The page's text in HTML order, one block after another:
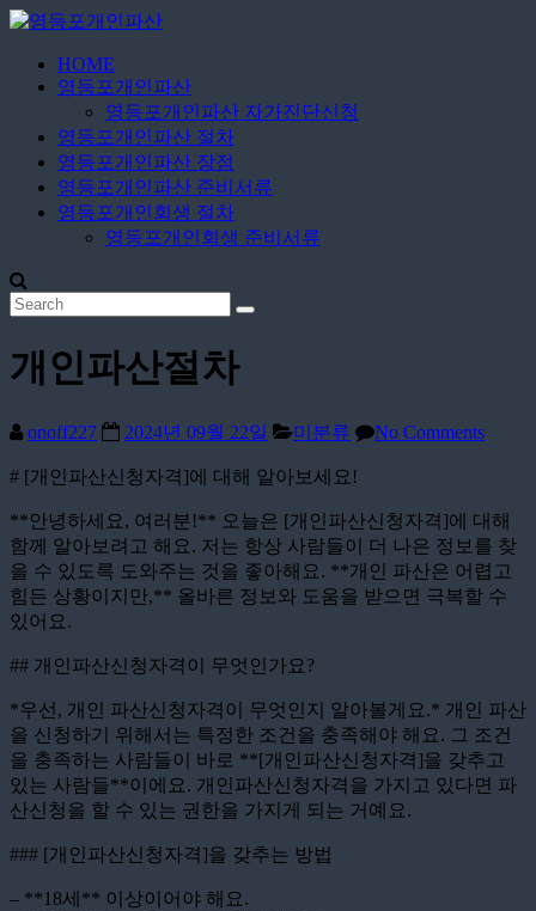
Skip
content
무
상
담
청
HOME
영등포개인파산
영등포개인파산 자가진단신청
영등포개인파산 절차
영등포개인파산 장점
영등포개인파산 준비서류
영등포개인회생 절차
영등포개인회생 준비서류
개인파산절차
onoff227 2024년 09월 22일 미분류 No Comments
# [개인파산신청자격]에 대해 알아보세요!
**안녕하세요, 여러분!** 오늘은 [개인파산신청자격]에 대해
함께 알아보려고 해요. 저는 항상 사람들이 더 나은 정보를 찾
을 수 있도록 도와주는 것을 좋아해요. **개인 파산은 어렵고
힘든 상황이지만,** 올바른 정보와 도움을 받으면 극복할 수
있어요.
## 개인파산신청자격이 무엇인가요?
*우선, 개인 파산신청자격이 무엇인지 알아볼게요.* 개인 파산
을 신청하기 위해서는 특정한 조건을 충족해야 해요. 그 조건
을 충족하는 사람들이 바로 **[개인파산신청자격]을 갖추고
있는 사람들**이에요. 개인파산신청자격을 가지고 있다면 파
산신청을 할 수 있는 권한을 가지게 되는 거예요.
### [개인파산신청자격]을 갖추는 방법
– **18세** 이상이어야 해요.